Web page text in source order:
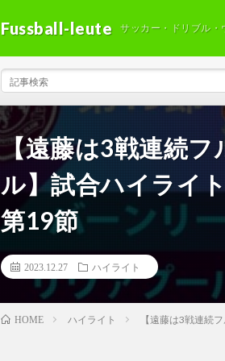
Fussball-leute サッカー・ドリブル・
【遠藤は3戦連続フ
ル】試合ハイライ
第19節
2023.12.27 ハイライト
HOME ハイライト 【遠藤は3戦連続